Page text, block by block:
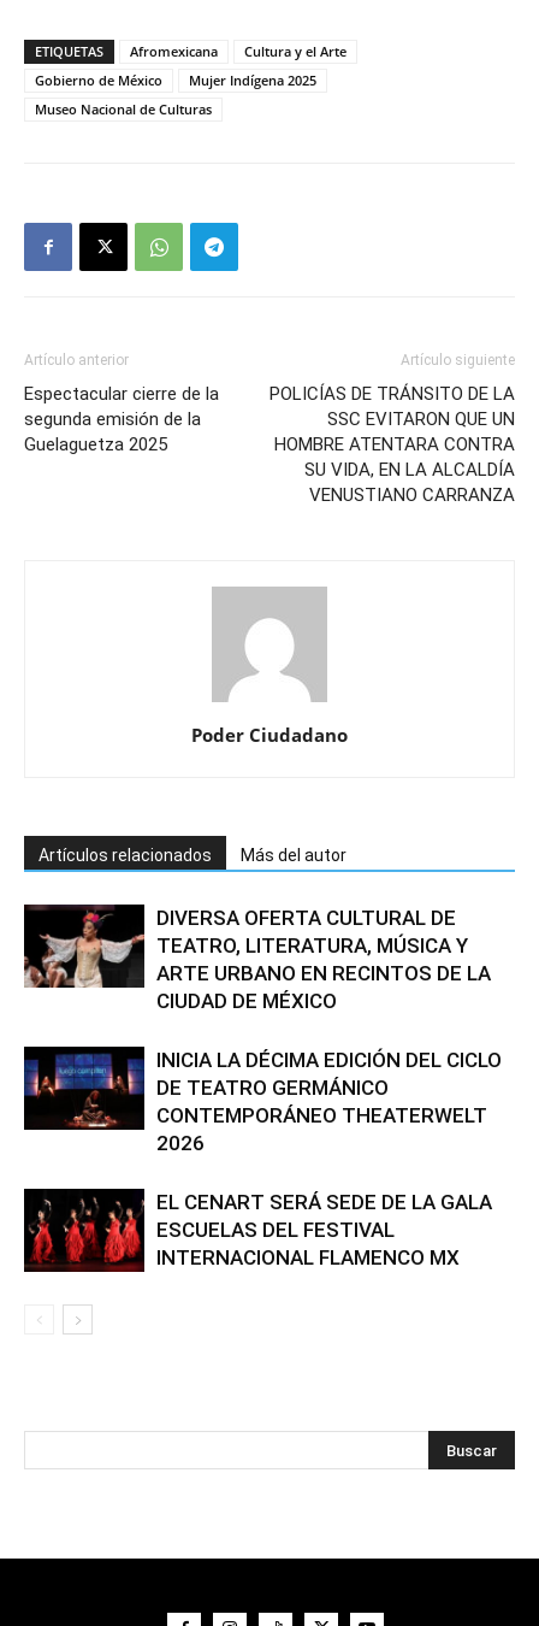
ETIQUETAS Afromexicana
Cultura y el Arte
Gobierno de México
Mujer Indígena 2025
Museo Nacional de Culturas
Artículo anterior
Espectacular cierre de la
segunda emisión de la
Guelaguetza 2025
Artículo siguiente
POLICÍAS DE TRÁNSITO DE LA
SSC EVITARON QUE UN
HOMBRE ATENTARA CONTRA
SU VIDA, EN LA ALCALDÍA
VENUSTIANO CARRANZA
Poder Ciudadano
Artículos relacionados Más del autor
DIVERSA OFERTA CULTURAL DE
TEATRO, LITERATURA, MÚSICA Y
ARTE URBANO EN RECINTOS DE LA
CIUDAD DE MÉXICO
INICIA LA DÉCIMA EDICIÓN DEL CICLO
DE TEATRO GERMÁNICO
CONTEMPORÁNEO THEATERWELT
2026
EL CENART SERÁ SEDE DE LA GALA
ESCUELAS DEL FESTIVAL
INTERNACIONAL FLAMENCO MX